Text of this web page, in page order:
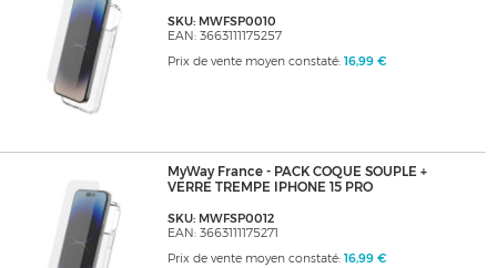
SKU: MWFSP0010
EAN: 3663111175257
Prix de vente moyen constaté: 16,99 €
MyWay France - PACK COQUE SOUPLE +
VERRE TREMPE IPHONE 15 PRO
SKU: MWFSP0012
EAN: 3663111175271
Prix de vente moyen constaté: 16,99 €